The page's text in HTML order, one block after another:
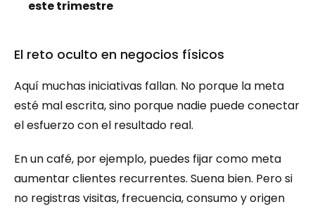
este trimestre
El reto oculto en negocios físicos
Aquí muchas iniciativas fallan. No porque la meta
esté mal escrita, sino porque nadie puede conectar
el esfuerzo con el resultado real.
En un café, por ejemplo, puedes fijar como meta
aumentar clientes recurrentes. Suena bien. Pero si
no registras visitas, frecuencia, consumo y origen